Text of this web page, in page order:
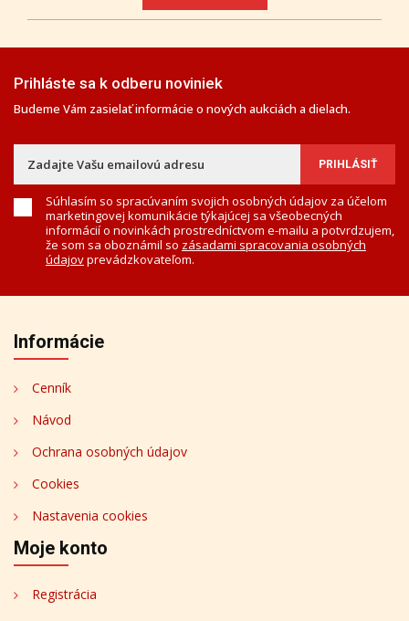
Prihláste sa k odberu noviniek
Budeme Vám zasielať informácie o nových aukciách a dielach.
Súhlasím so spracúvaním svojich osobných údajov za účelom
marketingovej komunikácie týkajúcej sa všeobecných
informácií o novinkách prostredníctvom e-mailu a potvrdzujem,
že som sa oboznámil so zásadami spracovania osobných
údajovprevádzkovateľom.
Informácie
Cenník
Návod
Ochrana osobných údajov
Cookies
Nastavenia cookies
Moje konto
Registrácia